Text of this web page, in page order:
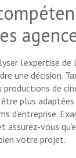
l’expertise
une décision.
productions de
plus
d’entreprise.
vous
votre projet.